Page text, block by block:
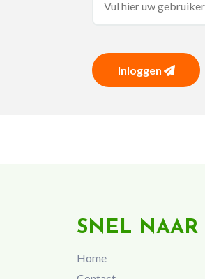
Inloggen
SNEL NAAR
Home